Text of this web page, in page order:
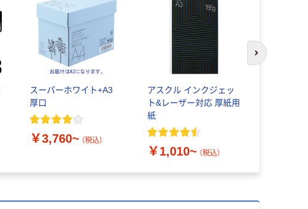
スーパーホワイト+A3
厚口
￥3,760~ （税込）
アスクル インクジェッ
ト&レーザー対応 厚紙用
紙
￥1,010~ （税込）
次のスライド